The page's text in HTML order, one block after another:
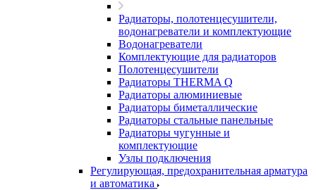
Радиаторы, полотенцесушители,
водонагреватели и комплектующие
Водонагреватели
Комплектующие для радиаторов
Полотенцесушители
Радиаторы THERMA Q
Радиаторы алюминиевые
Радиаторы биметаллические
Радиаторы стальные панельные
Радиаторы чугунные и
комплектующие
Узлы подключения
Регулирующая, предохранительная арматура
и автоматика